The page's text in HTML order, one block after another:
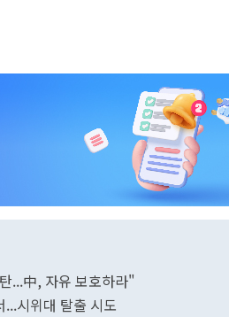
...中, 자유 보호하라"
시위대 탈출 시도